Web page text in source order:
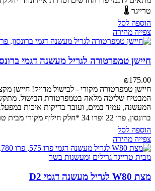
טרייגר 🌡️
הוספה לסל
צפייה מהירה
חיישן טמפרטורה לגריל מעשנה דגמי ברונסון, פרו
₪175.00
חיישן טמפרטורה מקורי - לבישול מדויק! חיישן
המבטיח שליטה מלאה בטמפרטורת הבישול.
המעשנה, עמיד במים, ועובר בדיקות איכות במפעל.
ברונסון, פרו 22 ופרו 34
*חלק חילוף מקורי מבית
הוספה לסל
צפייה מהירה
מצת W80 לגריל מעשנה דגמי D2